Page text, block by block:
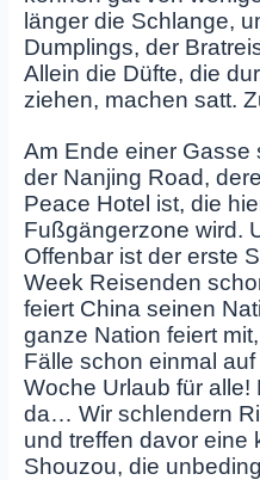
länger die Schlange,
Dumplings, der
Allein die Düfte, die
ziehen, machen satt.
Am Ende einer Gasse
der Nanjing Road,
Peace Hotel ist, die
Fußgängerzone wird.
Offenbar ist der erste
Week Reisenden
feiert China seinen
ganze Nation feiert
Fälle schon einmal
Woche Urlaub für
da… Wir schlendern
und treffen davor eine
Shouzou, die